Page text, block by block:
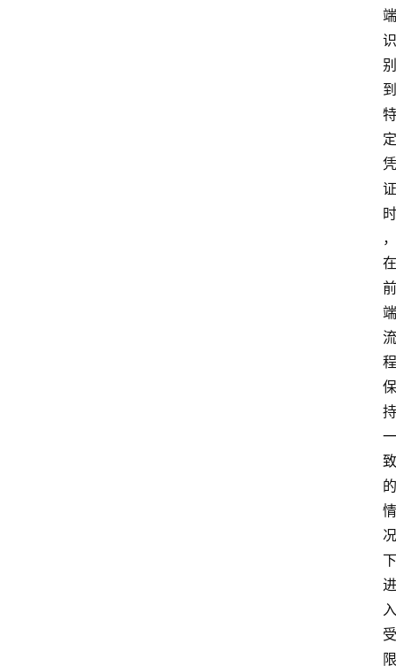
端
识
别
到
特
定
凭
证
时
，
在
前
端
流
程
保
持
一
致
的
情
况
下
进
入
受
限